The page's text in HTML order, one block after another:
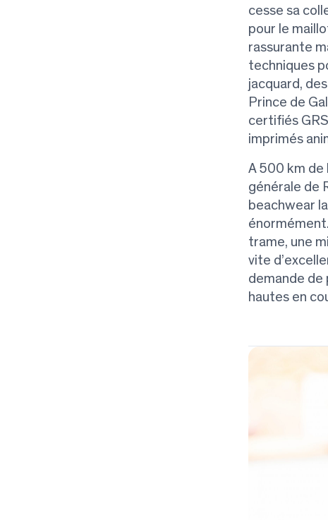
cesse sa
pour le
rassurante
techniques
jacquard,
Prince de
certifiés
imprimés
A 500 km de
générale de
beachwear
trame, une
vite
demande
hautes en